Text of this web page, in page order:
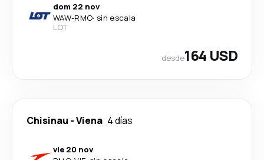
dom 22 nov
WAW-RMO· sin escala
LOT
desde164 USD
Chisinau -Viena 4 días
vie 20 nov